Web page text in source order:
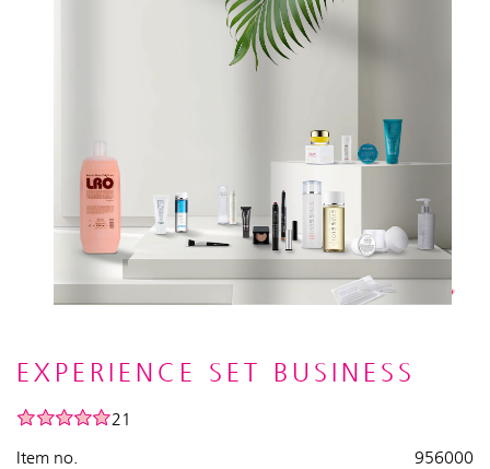
EXPERIENCE SET BUSINESS
21
Item no.
956000